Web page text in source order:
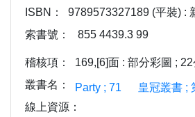
ISBN：
9789573327189 (平裝) :
索書號：
855 4439.3 99
稽核項：
169,[6]面 : 部分彩圖 ;
叢書名：
Party ; 71
皇冠叢書 ;
線上資源：